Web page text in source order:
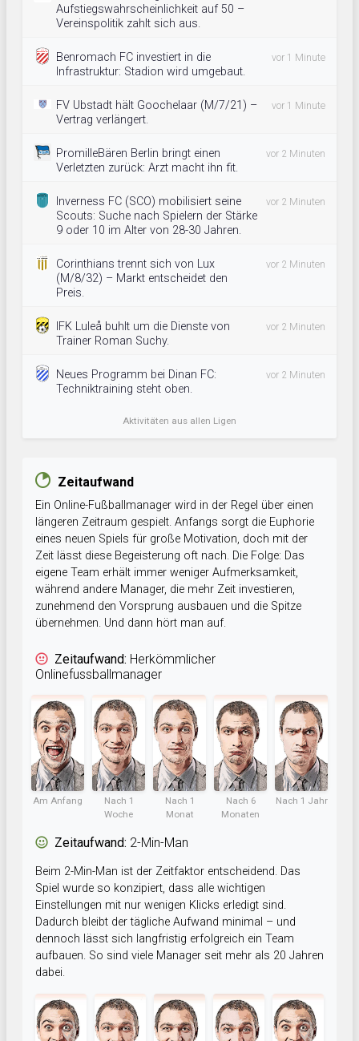
Aufstiegswahrscheinlichkeit auf 50 –
Vereinspolitik zahlt sich aus.
Benromach FC investiert in die
Infrastruktur: Stadion wird umgebaut.
vor 1 Minute
FV Ubstadt hält Goochelaar (M/7/21) –
Vertrag verlängert.
vor 1 Minute
PromilleBären Berlin bringt einen
Verletzten zurück: Arzt macht ihn fit.
vor 2 Minuten
Inverness FC (SCO) mobilisiert seine
Scouts: Suche nach Spielern der Stärke
9 oder 10 im Alter von 28-30 Jahren.
vor 2 Minuten
Corinthians trennt sich von Lux
(M/8/32) – Markt entscheidet den
Preis.
vor 2 Minuten
IFK Luleå buhlt um die Dienste von
Trainer Roman Suchy.
vor 2 Minuten
Neues Programm bei Dinan FC:
Techniktraining steht oben.
vor 2 Minuten
Aktivitäten aus allen Ligen
Zeitaufwand
Ein Online-Fußballmanager wird in der Regel über einen
längeren Zeitraum gespielt. Anfangs sorgt die Euphorie
eines neuen Spiels für große Motivation, doch mit der
Zeit lässt diese Begeisterung oft nach. Die Folge: Das
eigene Team erhält immer weniger Aufmerksamkeit,
während andere Manager, die mehr Zeit investieren,
zunehmend den Vorsprung ausbauen und die Spitze
übernehmen. Und dann hört man auf.
Zeitaufwand: Herkömmlicher
Onlinefussballmanager
Am Anfang
Nach 1
Woche
Nach 1
Monat
Nach 6
Monaten
Nach 1 Jahr
Zeitaufwand: 2-Min-Man
Beim 2-Min-Man ist der Zeitfaktor entscheidend. Das
Spiel wurde so konzipiert, dass alle wichtigen
Einstellungen mit nur wenigen Klicks erledigt sind.
Dadurch bleibt der tägliche Aufwand minimal – und
dennoch lässt sich langfristig erfolgreich ein Team
aufbauen. So sind viele Manager seit mehr als 20 Jahren
dabei.